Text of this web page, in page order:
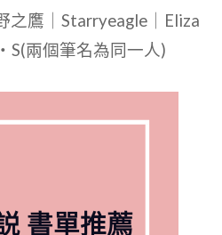
之鷹｜Starryeagle｜Eliza
S(兩個筆名為同一人)